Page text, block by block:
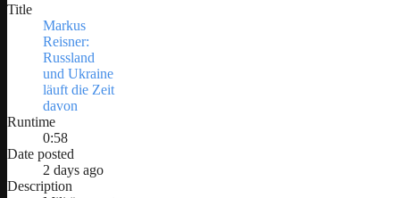
Title
Markus
Reisner:
Russland
und Ukraine
läuft die Zeit
davon
Runtime
0:58
Date posted
2 days ago
Description